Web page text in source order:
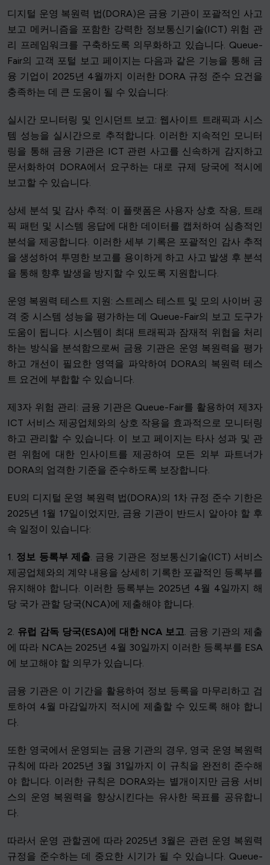
디지털 운영 복원력 법(DORA)은 금융 기관이 포괄적인 사고
보고 메커니즘을 포함한 강력한 정보통신기술(ICT) 위험 관
리 프레임워크를 구축하도록 의무화하고 있습니다. Queue-
Fair의 고객 포털 보고 페이지는 다음과 같은 기능을 통해 금
융 기업이 2025년 4월까지 이러한 DORA 규정 준수 요건을
충족하는 데 큰 도움이 될 수 있습니다:
실시간 모니터링 및 인시던트 보고: 웹사이트 트래픽과 시스
템 성능을 실시간으로 추적합니다. 이러한 지속적인 모니터
링을 통해 금융 기관은 ICT 관련 사고를 신속하게 감지하고
문서화하여 DORA에서 요구하는 대로 규제 당국에 적시에
보고할 수 있습니다.
상세 분석 및 감사 추적: 이 플랫폼은 사용자 상호 작용, 트래
픽 패턴 및 시스템 응답에 대한 데이터를 캡처하여 심층적인
분석을 제공합니다. 이러한 세부 기록은 포괄적인 감사 추적
을 생성하여 투명한 보고를 용이하게 하고 사고 발생 후 분석
을 통해 향후 발생을 방지할 수 있도록 지원합니다.
운영 복원력 테스트 지원: 스트레스 테스트 및 모의 사이버 공
격 중 시스템 성능을 평가하는 데 Queue-Fair의 보고 도구가
도움이 됩니다. 시스템이 최대 트래픽과 잠재적 위협을 처리
하는 방식을 분석함으로써 금융 기관은 운영 복원력을 평가
하고 개선이 필요한 영역을 파악하여 DORA의 복원력 테스
트 요건에 부합할 수 있습니다.
제3자 위험 관리: 금융 기관은 Queue-Fair를 활용하여 제3자
ICT 서비스 제공업체와의 상호 작용을 효과적으로 모니터링
하고 관리할 수 있습니다. 이 보고 페이지는 타사 성과 및 관
련 위험에 대한 인사이트를 제공하여 모든 외부 파트너가
DORA의 엄격한 기준을 준수하도록 보장합니다.
EU의 디지털 운영 복원력 법(DORA)의 1차 규정 준수 기한은
2025년 1월 17일이었지만, 금융 기관이 반드시 알아야 할 후
속 일정이 있습니다:
1. 정보 등록부 제출. 금융 기관은 정보통신기술(ICT) 서비스
제공업체와의 계약 내용을 상세히 기록한 포괄적인 등록부를
유지해야 합니다. 이러한 등록부는 2025년 4월 4일까지 해
당 국가 관할 당국(NCA)에 제출해야 합니다.
2. 유럽 감독 당국(ESA)에 대한 NCA 보고 . 금융 기관의 제출
에 따라 NCA는 2025년 4월 30일까지 이러한 등록부를 ESA
에 보고해야 할 의무가 있습니다.
금융 기관은 이 기간을 활용하여 정보 등록을 마무리하고 검
토하여 4월 마감일까지 적시에 제출할 수 있도록 해야 합니
다.
또한 영국에서 운영되는 금융 기관의 경우, 영국 운영 복원력
규칙에 따라 2025년 3월 31일까지 이 규칙을 완전히 준수해
야 합니다. 이러한 규칙은 DORA와는 별개이지만 금융 서비
스의 운영 복원력을 향상시킨다는 유사한 목표를 공유합니
다.
따라서 운영 관할권에 따라 2025년 3월은 관련 운영 복원력
규정을 준수하는 데 중요한 시기가 될 수 있습니다. Queue-